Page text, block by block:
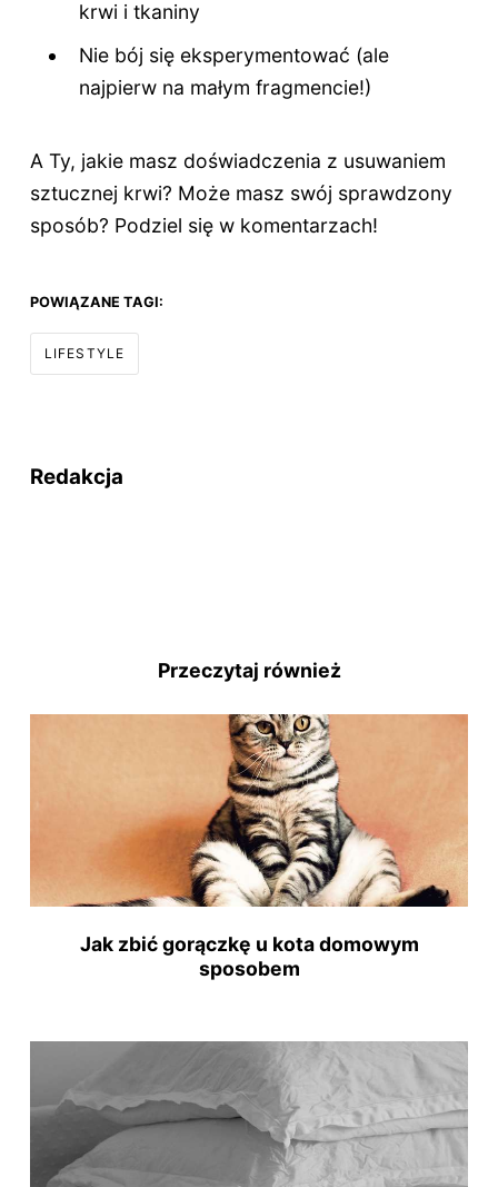
krwi i tkaniny
Nie bój się eksperymentować (ale
najpierw na małym fragmencie!)
A Ty, jakie masz doświadczenia z usuwaniem
sztucznej krwi? Może masz swój sprawdzony
sposób? Podziel się w komentarzach!
POWIĄZANE TAGI:
LIFESTYLE
Redakcja
Przeczytaj również
Jak zbić gorączkę u kota domowym
sposobem